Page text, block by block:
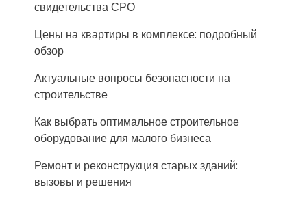
свидетельства СРО
Цены на квартиры в комплексе: подробный
обзор
Актуальные вопросы безопасности на
строительстве
Как выбрать оптимальное строительное
оборудование для малого бизнеса
Ремонт и реконструкция старых зданий:
вызовы и решения